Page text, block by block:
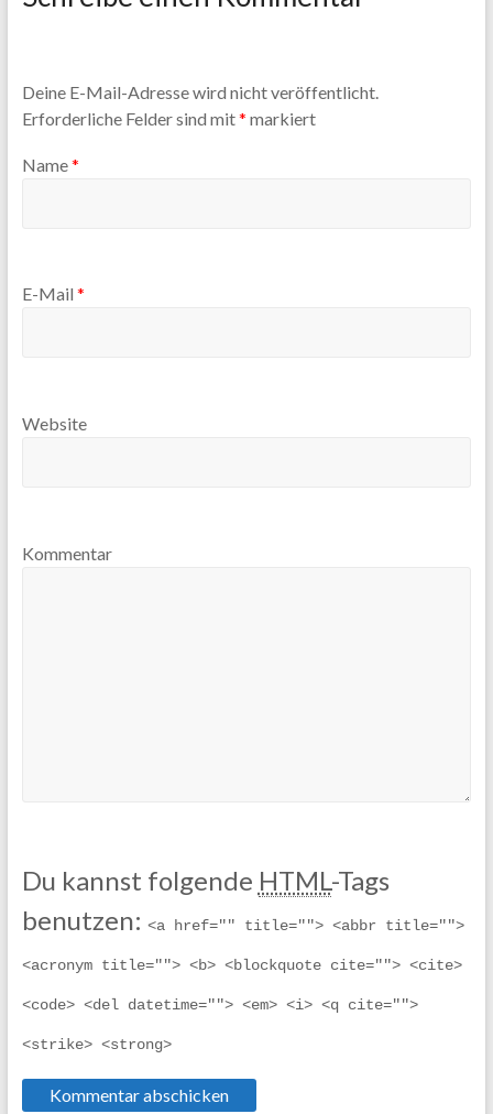
Deine E-Mail-Adresse wird nicht veröffentlicht.
Erforderliche Felder sind mit* markiert
Name*
E-Mail *
Website
Kommentar
Du kannst folgende HTML-Tags
benutzen: <a href="" title=""> <abbr title="">
<acronym title=""> <b> <blockquote cite=""> <cite>
<code> <del datetime=""> <em> <i> <q cite="">
<strike> <strong>